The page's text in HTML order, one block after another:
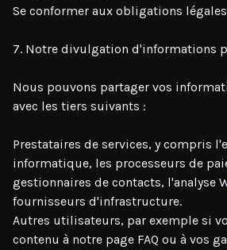
Se conformer aux obligations
7. Notre divulgation d'informations
Nous pouvons partager vos
avec les tiers suivants :
Prestataires de services, y compris
informatique, les processeurs de
gestionnaires de contacts, l'analyse
fournisseurs d'infrastructure.
Autres utilisateurs, par exemple si
contenu à notre page FAQ ou à vos